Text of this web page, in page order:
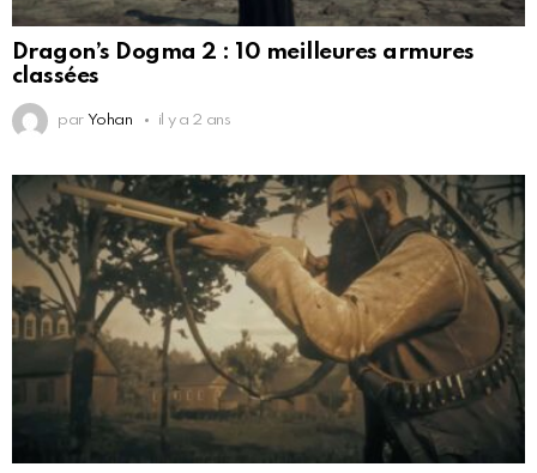
Dragon’s Dogma 2 : 10 meilleures armures
classées
par Yohan il y a 2 ans